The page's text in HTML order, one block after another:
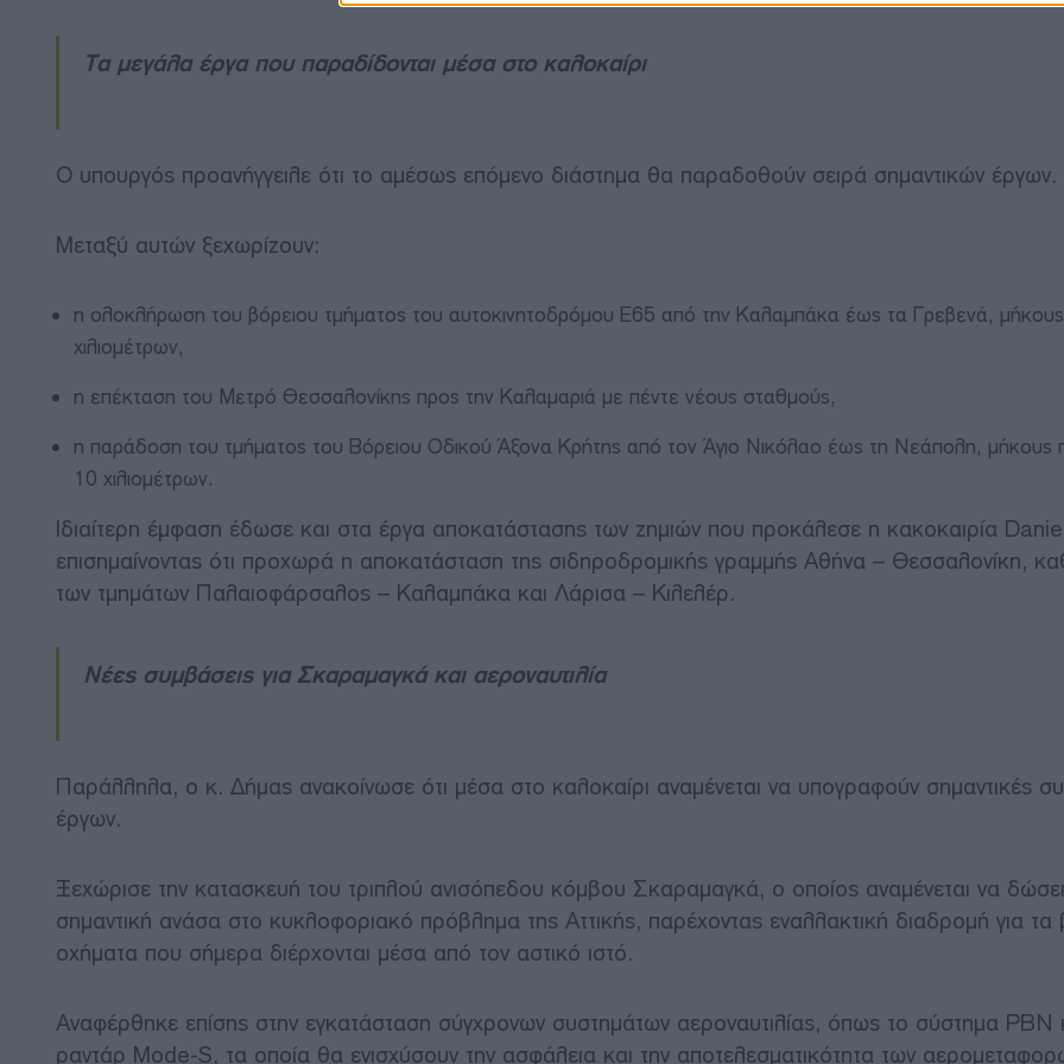
Τα μεγάλα έργα που παραδίδονται μέσα στο καλοκαίρι
Ο υπουργός προανήγγειλε ότι το αμέσως επόμενο διάστημα θα παραδοθούν σειρά σημαντικών έργων.
Μεταξύ αυτών ξεχωρίζουν:
η ολοκλήρωση του βόρειου τμήματος του αυτοκινητοδρόμου Ε65 από την Καλαμπάκα έως τα Γρεβενά,
χιλιομέτρων,
η επέκταση του Μετρό Θεσσαλονίκης προς την Καλαμαριά με πέντε νέους σταθμούς,
η παράδοση του τμήματος του Βόρειου Οδικού Άξονα Κρήτης από τον Άγιο Νικόλαο έως τη Νεάπολη, μήκους
10 χιλιομέτρων.
Ιδιαίτερη έμφαση έδωσε και στα έργα αποκατάστασης των ζημιών που προκάλεσε η κακοκαιρία
επισημαίνοντας ότι προχωρά η αποκατάσταση της σιδηροδρομικής γραμμής Αθήνα – Θεσσαλονίκη,
των τμημάτων Παλαιοφάρσαλος – Καλαμπάκα και Λάρισα – Κιλελέρ.
Νέες συμβάσεις για Σκαραμαγκά και αεροναυτιλία
Παράλληλα, ο κ. Δήμας ανακοίνωσε ότι μέσα στο καλοκαίρι αναμένεται να υπογραφούν σημαντικές
έργων.
Ξεχώρισε την κατασκευή του τριπλού ανισόπεδου κόμβου Σκαραμαγκά, ο οποίος αναμένεται να δώσει
σημαντική ανάσα στο κυκλοφοριακό πρόβλημα της Αττικής, παρέχοντας εναλλακτική διαδρομή για τα
οχήματα που σήμερα διέρχονται μέσα από τον αστικό ιστό.
Αναφέρθηκε επίσης στην εγκατάσταση σύγχρονων συστημάτων αεροναυτιλίας, όπως το σύστημα PBN
ραντάρ Mode-S, τα οποία θα ενισχύσουν την ασφάλεια και την αποτελεσματικότητα των